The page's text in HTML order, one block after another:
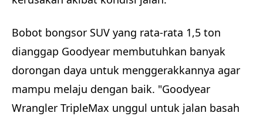
Bobot bongsor SUV yang rata-rata 1,5 ton
dianggap Goodyear membutuhkan banyak
dorongan daya untuk menggerakkannya agar
mampu melaju dengan baik. "Goodyear
Wrangler TripleMax unggul untuk jalan basah